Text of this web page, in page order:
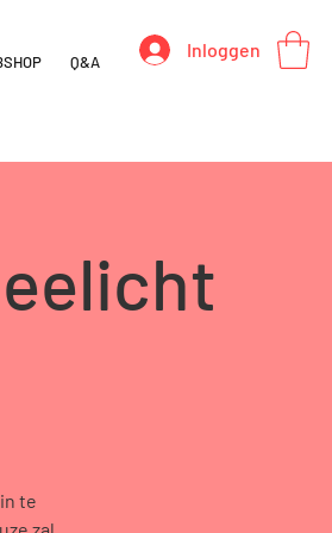
Q&A
Inloggen
te